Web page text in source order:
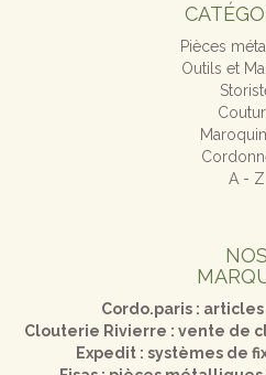
Pièces
Outils et
A - Z
NOS
Cordo.paris :
Clouterie Rivierre : vente de
Expedit : systèmes de